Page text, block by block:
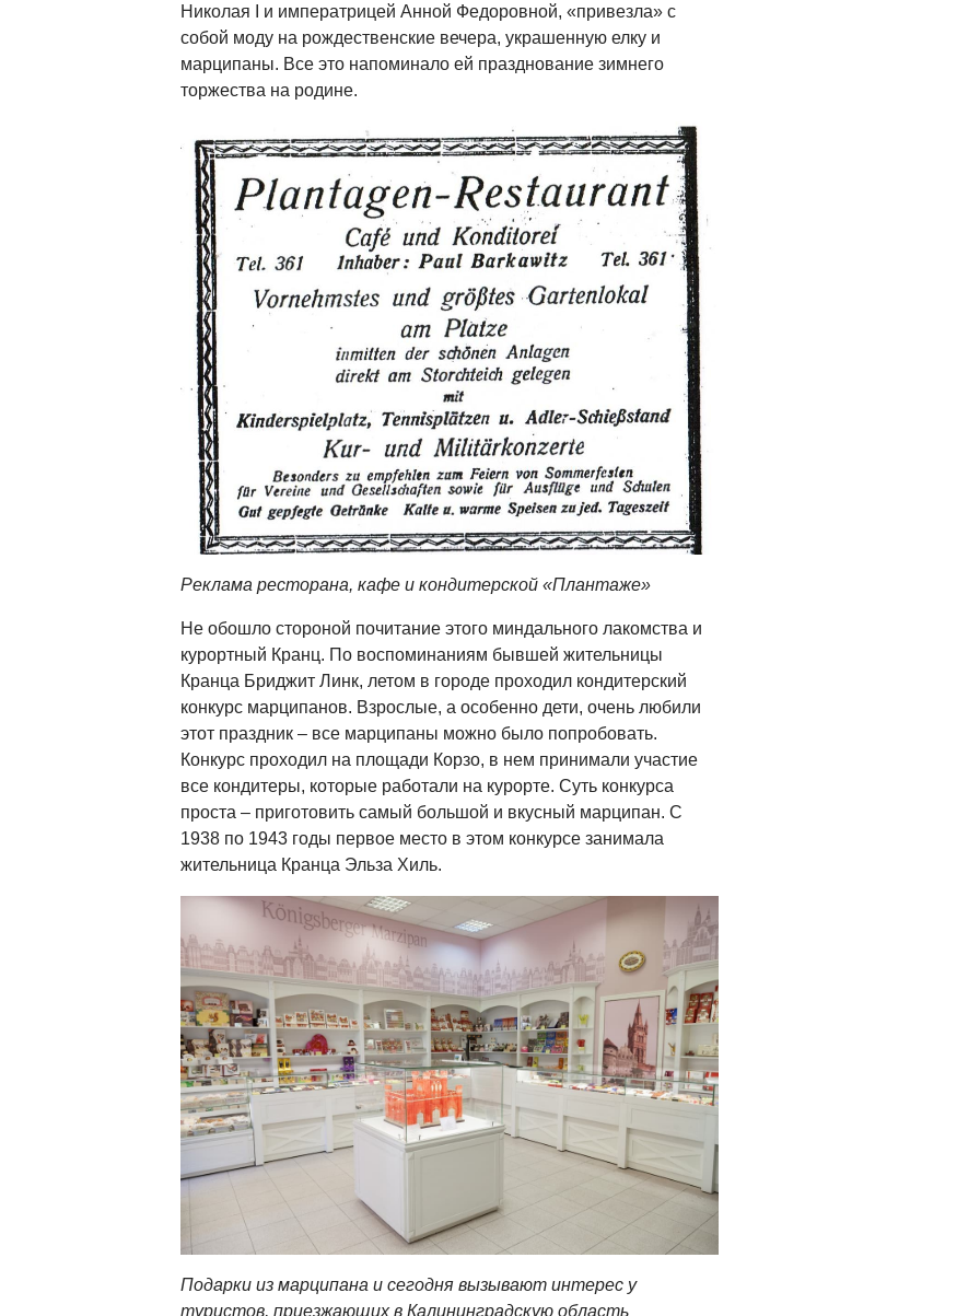
Николая I и императрицей Анной Федоровной, «привезла» с
собой моду на рождественские вечера, украшенную елку и
марципаны. Все это напоминало ей празднование зимнего
торжества на родине.
Реклама ресторана, кафе и кондитерской «Плантаже»
Не обошло стороной почитание этого миндального лакомства и
курортный Кранц. По воспоминаниям бывшей жительницы
Кранца Бриджит Линк, летом в городе проходил кондитерский
конкурс марципанов. Взрослые, а особенно дети, очень любили
этот праздник – все марципаны можно было попробовать.
Конкурс проходил на площади Корзо, в нем принимали участие
все кондитеры, которые работали на курорте. Суть конкурса
проста – приготовить самый большой и вкусный марципан. С
1938 по 1943 годы первое место в этом конкурсе занимала
жительница Кранца Эльза Хиль.
Подарки из марципана и сегодня вызывают интерес у
туристов, приезжающих в Калининградскую область